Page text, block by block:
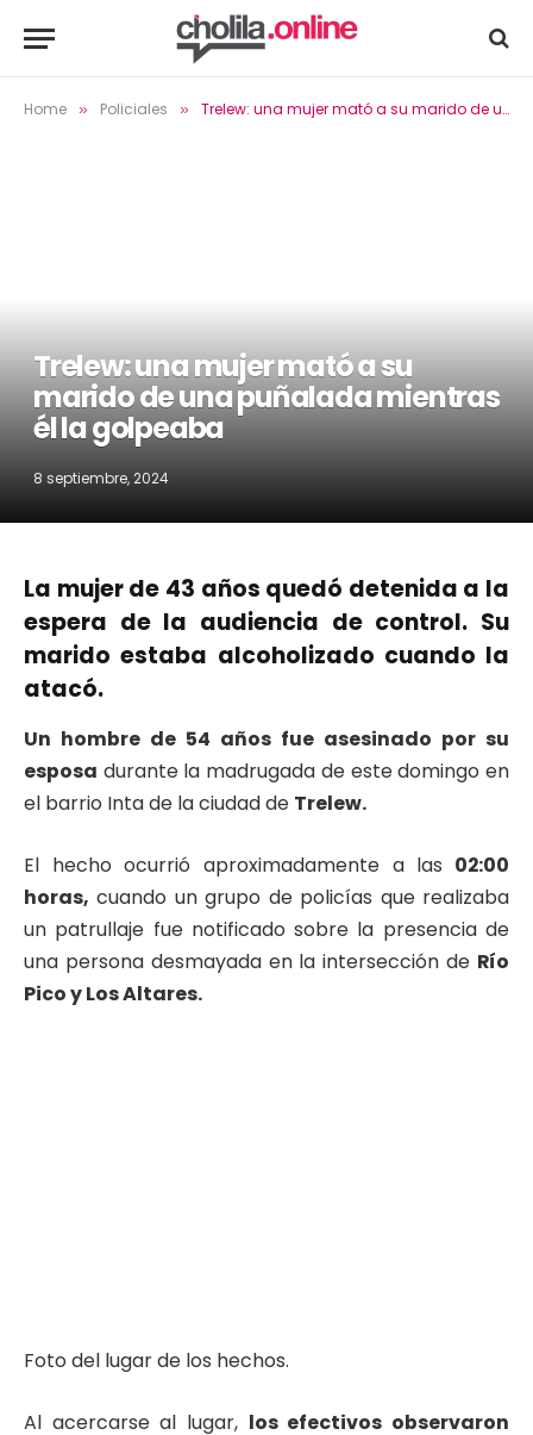
Home » Policiales » Trelew: una mujer mató a su marido de una puñalada mientras él la golpeaba
Trelew: una mujer mató a su
marido de una puñalada mientras
él la golpeaba
8 septiembre, 2024
La mujer de 43 años quedó detenida a la
espera de la audiencia de control. Su
marido estaba alcoholizado cuando la
atacó.
Un hombre de 54 años fue asesinado por su
esposa durante la madrugada de este domingo en
el barrio Inta de la ciudad de Trelew.
El hecho ocurrió aproximadamente a las 02:00
horas, cuando un grupo de policías que realizaba
un patrullaje fue notificado sobre la presencia de
una persona desmayada en la intersección de Río
Pico y Los Altares.
Foto del lugar de los hechos.
Al acercarse al lugar, los efectivos observaron